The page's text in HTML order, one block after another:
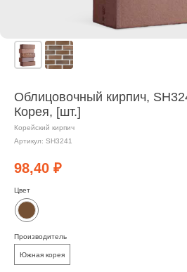
Облицовочный кирпич,
Корея, [шт.]
Корейский кирпич
Артикул: SH3241
98,40 ₽
Цвет
Производитель
Южная корея